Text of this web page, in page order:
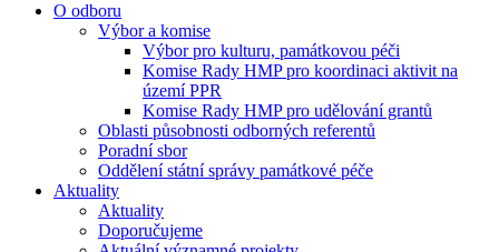
O odboru
Výbor a komise
Výbor pro kulturu, památkovou péči
Komise Rady HMP pro koordinaci aktivit na
území PPR
Komise Rady HMP pro udělování grantů
Oblasti působnosti odborných referentů
Poradní sbor
Oddělení státní správy památkové péče
Aktuality
Aktuality
Doporučujeme